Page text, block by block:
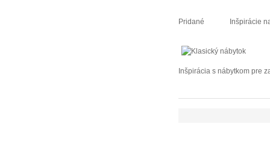
Pridané Inšpirácie
Inšpirácia s nábytkom pre